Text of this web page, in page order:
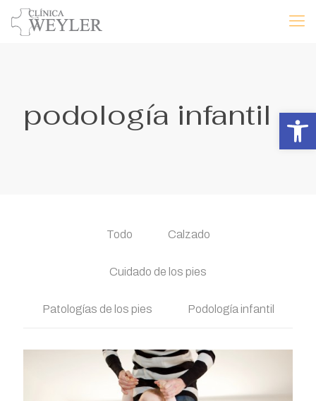
Abrir
podología infantil
Todo Calzado
Cuidado de los pies
Patologías de los pies Podología infantil